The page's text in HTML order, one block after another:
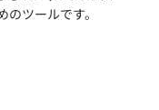
ツールです。